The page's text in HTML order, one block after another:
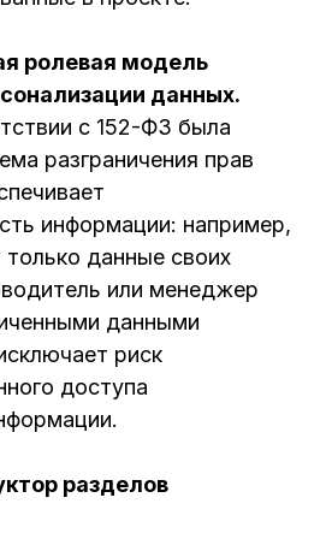
ролевая модель
данных.
с 152-ФЗ была
разграничения прав
информации: например,
только данные своих
или менеджер
данными
риск
доступа
разделов